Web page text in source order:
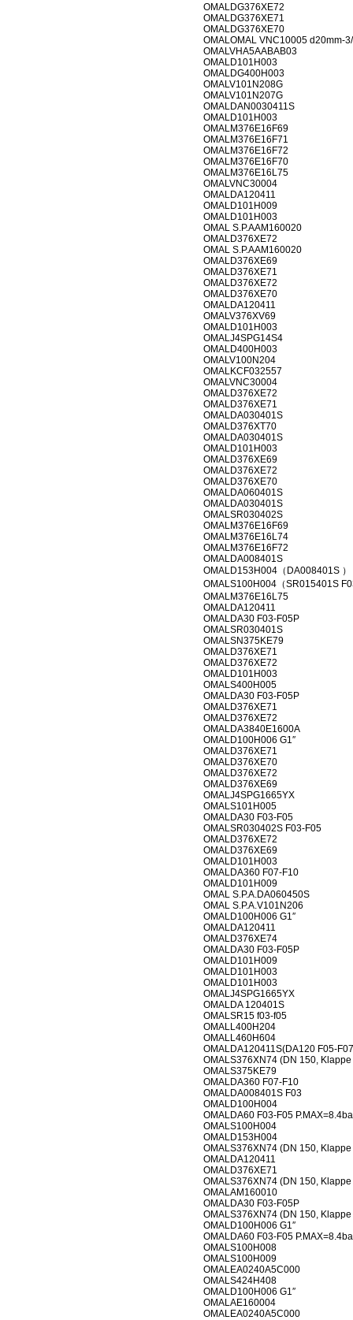
OMALDG376XE72
OMALDG376XE71
OMALDG376XE70
OMALOMAL VNC10005 d20mm-3/
OMALVHA5AABAB03
OMALD101H003
OMALDG400H003
OMALV101N208G
OMALV101N207G
OMALDAN0030411S
OMALD101H003
OMALM376E16F69
OMALM376E16F71
OMALM376E16F72
OMALM376E16F70
OMALM376E16L75
OMALVNC30004
OMALDA120411
OMALD101H009
OMALD101H003
OMAL S.P.AAM160020
OMALD376XE72
OMAL S.P.AAM160020
OMALD376XE69
OMALD376XE71
OMALD376XE72
OMALD376XE70
OMALDA120411
OMALV376XV69
OMALD101H003
OMALJ4SPG14S4
OMALD400H003
OMALV100N204
OMALKCF032557
OMALVNC30004
OMALD376XE72
OMALD376XE71
OMALDA030401S
OMALD376XT70
OMALDA030401S
OMALD101H003
OMALD376XE69
OMALD376XE72
OMALD376XE70
OMALDA060401S
OMALDA030401S
OMALSR030402S
OMALM376E16F69
OMALM376E16L74
OMALM376E16F72
OMALDA008401S
OMALD153H004（DA008401S ）
OMALS100H004（SR015401S
OMALM376E16L75
OMALDA120411
OMALDA30 F03-F05P
OMALSR030401S
OMALSN375KE79
OMALD376XE71
OMALD376XE72
OMALD101H003
OMALS400H005
OMALDA30 F03-F05P
OMALD376XE71
OMALD376XE72
OMALDA3840E1600A
OMALD100H006 G1″
OMALD376XE71
OMALD376XE70
OMALD376XE72
OMALD376XE69
OMALJ4SPG1665YX
OMALS101H005
OMALDA30 F03-F05
OMALSR030402S F03-F05
OMALD376XE72
OMALD376XE69
OMALD101H003
OMALDA360 F07-F10
OMALD101H009
OMAL S.P.A.DA060450S
OMAL S.P.A.V101N206
OMALD100H006 G1″
OMALDA120411
OMALD376XE74
OMALDA30 F03-F05P
OMALD101H009
OMALD101H003
OMALD101H003
OMALJ4SPG1665YX
OMALDA 120401S
OMALSR15 f03-f05
OMALL400H204
OMALL460H604
OMALDA120411S(DA120 F05-
OMALS376XN74 (DN 150, Klappe
OMALS375KE79
OMALDA360 F07-F10
OMALDA008401S F03
OMALD100H004
OMALDA60 F03-F05
OMALS100H004
OMALD153H004
OMALS376XN74 (DN 150, Klappe
OMALDA120411
OMALD376XE71
OMALS376XN74 (DN 150, Klappe
OMALAM160010
OMALDA30 F03-F05P
OMALS376XN74 (DN 150, Klappe
OMALD100H006 G1″
OMALDA60 F03-F05
OMALS100H008
OMALS100H009
OMALEA0240A5C000
OMALS424H408
OMALD100H006 G1″
OMALAE160004
OMALEA0240A5C000